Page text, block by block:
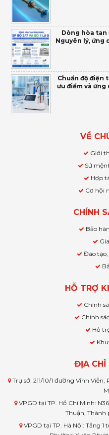
Dòng hòa tan
Nguyên lý, ứng
Chuẩn độ điện
ưu điểm và
VỀ
Giới
Sứ
Hợp
Cơ hội
CHÍNH
Bảo
Đào
HỖ TRỢ
Chính
Chính
Hỗ
ĐỊA CHỈ
Trụ sở: 211/10/1 đường Vĩnh
VPGD tại TP. Hồ Chí Minh:
Thuận, Thành
VPGD tại TP. Hà Nội: Tầng 1